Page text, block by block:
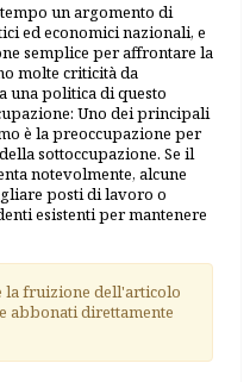
un argomento di
ed economici nazionali, e
semplice per affrontare la
molte criticità da
una politica di questo
Uno dei principali
è la preoccupazione per
sottoccupazione. Se il
notevolmente, alcune
posti di lavoro o
esistenti per mantenere
la fruizione dell'articolo
abbonati direttamente